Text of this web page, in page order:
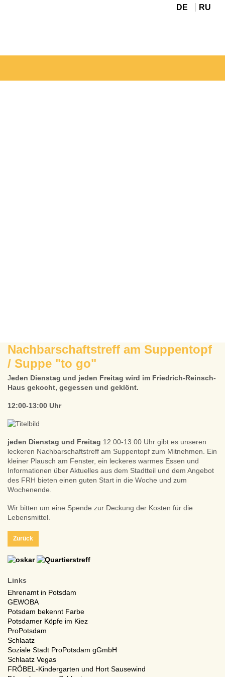
DE RU
Nachbarschaftstreff am Suppentopf
/ Suppe "to go"
Jeden Dienstag und jeden Freitag wird im Friedrich-Reinsch-
Haus gekocht, gegessen und geklönt.
12:00-13:00 Uhr
jeden Dienstag und Freitag 12.00-13.00 Uhr gibt es unseren
leckeren Nachbarschaftstreff am Suppentopf zum Mitnehmen. Ein
kleiner Plausch am Fenster, ein leckeres warmes Essen und
Informationen über Aktuelles aus dem Stadtteil und dem Angebot
des FRH bieten einen guten Start in die Woche und zum
Wochenende.
Wir bitten um eine Spende zur Deckung der Kosten für die
Lebensmittel.
Zurück
Links
Ehrenamt in Potsdam
GEWOBA
Potsdam bekennt Farbe
Potsdamer Köpfe im Kiez
ProPotsdam
Schlaatz
Soziale Stadt ProPotsdam gGmbH
Schlaatz Vegas
FRÖBEL-Kindergarten und Hort Sausewind